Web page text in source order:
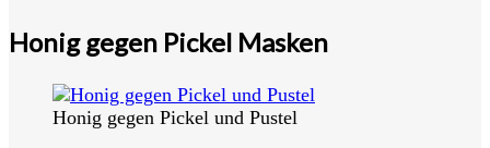
Honig gegen Pickel Masken
Honig gegen Pickel und Pustel